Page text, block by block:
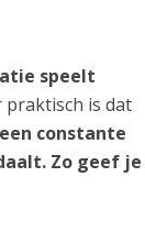
speelt
praktisch is dat
constante
Zo geef je